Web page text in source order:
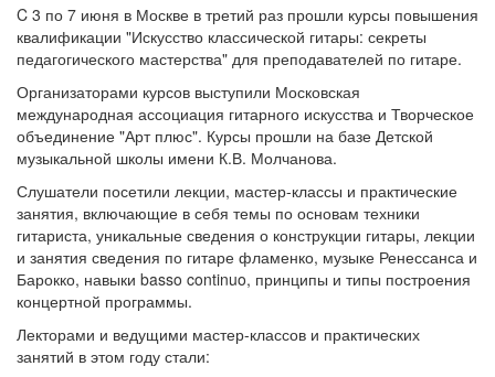
C 3 по 7 июня в Москве в третий раз прошли курсы повышения
квалификации "Искусство классической гитары: секреты
педагогического мастерства" для преподавателей по гитаре.
Организаторами курсов выступили Московская
международная ассоциация гитарного искусства и Творческое
объединение "Арт плюс". Курсы прошли на базе Детской
музыкальной школы имени К.В. Молчанова.
Слушатели посетили лекции, мастер-классы и практические
занятия, включающие в себя темы по основам техники
гитариста, уникальные сведения о конструкции гитары, лекции
и занятия сведения по гитаре фламенко, музыке Ренессанса и
Барокко, навыки basso continuo, принципы и типы построения
концертной программы.
Лекторами и ведущими мастер-классов и практических
занятий в этом году стали: